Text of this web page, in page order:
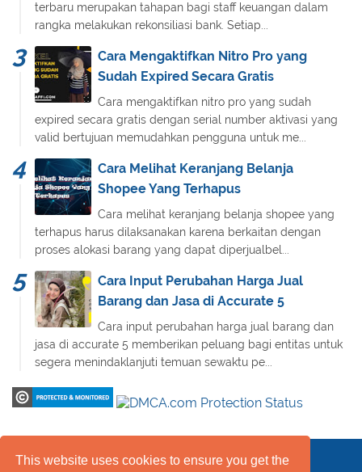
This website uses cookies to ensure you get the
terbaru merupakan tahapan bagi staff keuangan dalam
rangka melakukan rekonsiliasi bank. Setiap...
Cara Mengaktifkan Nitro Pro yang
Sudah Expired Secara Gratis
Cara mengaktifkan nitro pro yang sudah
expired secara gratis dengan serial number aktivasi yang
valid bertujuan memudahkan pengguna untuk me...
Cara Melihat Keranjang Belanja
Shopee Yang Terhapus
Cara melihat keranjang belanja shopee yang
terhapus harus dilaksanakan karena berkaitan dengan
proses alokasi barang yang dapat diperjualbel...
Cara Input Perubahan Harga Jual
Barang dan Jasa di Accurate 5
Cara input perubahan harga jual barang dan
jasa di accurate 5 memberikan peluang bagi entitas untuk
segera menindaklanjuti temuan sewaktu pe...